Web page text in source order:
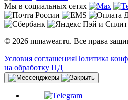
Мы в социальных сетях
© 2026 mmawear.ru. Все права
Условия соглашенияПолитика
на обработку ПД